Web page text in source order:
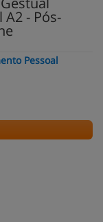
- Pós-
Pessoal